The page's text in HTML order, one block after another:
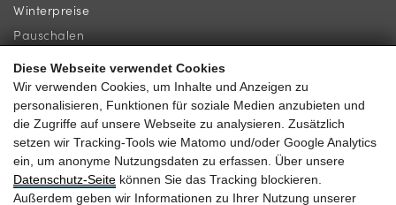
Diese Webseite verwendet Cookies
Wir verwenden Cookies, um Inhalte und Anzeigen zu
personalisieren, Funktionen für soziale Medien anzubieten und
die Zugriffe auf unsere Webseite zu analysieren. Zusätzlich
setzen wir Tracking-Tools wie Matomo und/oder Google Analytics
ein, um anonyme Nutzungsdaten zu erfassen. Über unsere
Datenschutz-Seite können Sie das Tracking blockieren.
Außerdem geben wir Informationen zu Ihrer Nutzung unserer
Winterpreise
Pauschalen
INFORMATION
Newsletter
Lage & Anreise
Gästebewertungen
KONTAKT
Familie Gassner
Kirchgasse 9
5730 Mittersill